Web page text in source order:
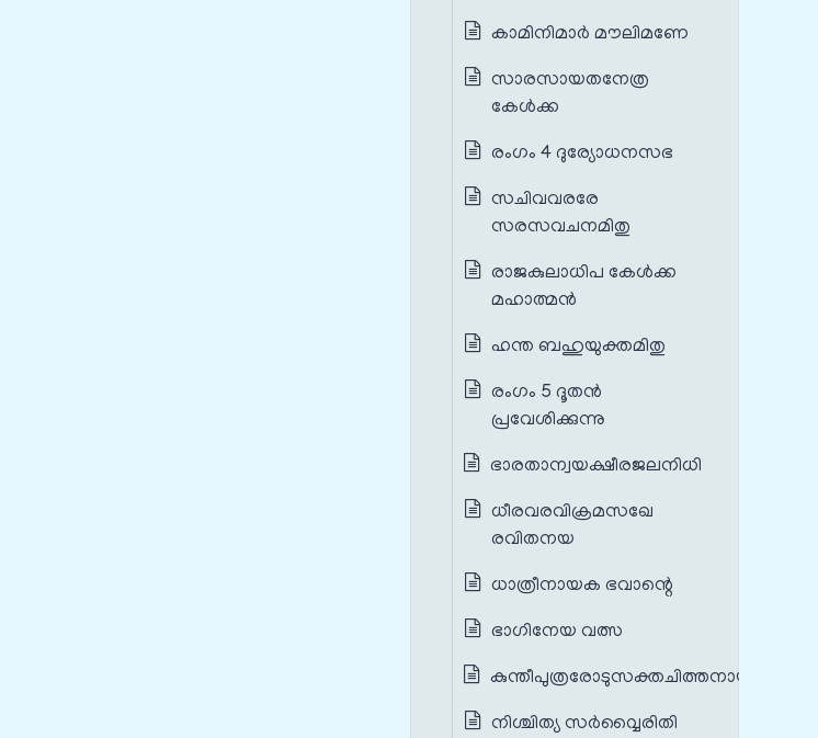
കാമിനിമാർ മൗലിമണേ
സാരസായതനേത്ര
കേൾക്ക
രംഗം 4 ദുര്യോധനസഭ
സചിവവരരേ
സരസവചനമിതു
രാജകുലാധിപ കേൾക്ക
മഹാത്മൻ
ഹന്ത ബഹുയുക്തമിതു
രംഗം 5 ദൂതൻ
പ്രവേശിക്കുന്നു
ഭാരതാന്വയക്ഷീരജലനിധി
ധീരവരവിക്രമസഖേ
രവിതനയ
ധാത്രീനായക ഭവാന്റെ
ഭാഗിനേയ വത്സ
കുന്തീപുത്രരോടുസക്തചിത്തനായ
നിശ്ചിത്യ സർവ്വൈരിതി